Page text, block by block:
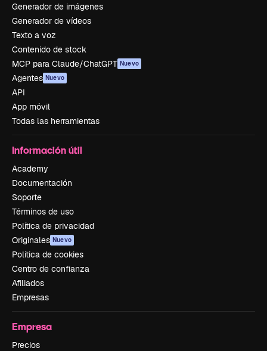
Generador de imágenes
Generador de vídeos
Texto a voz
Contenido de stock
MCP para Claude/ChatGPT Nuevo
Agentes Nuevo
API
App móvil
Todas las herramientas
Información útil
Academy
Documentación
Soporte
Términos de uso
Política de privacidad
Originales Nuevo
Política de cookies
Centro de confianza
Afiliados
Empresas
Empresa
Precios